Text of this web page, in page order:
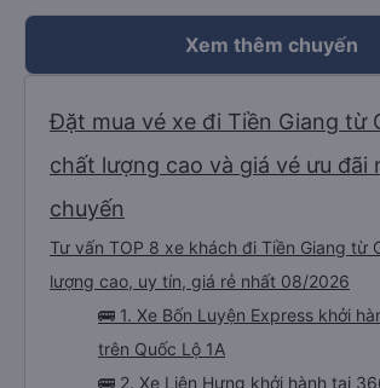
Xem thêm chuyến
Đặt mua vé xe đi Tiền Giang từ
chất lượng cao và giá vé ưu đãi
chuyến
Tư vấn TOP 8 xe khách đi Tiền Giang từ
lượng cao, uy tín, giá rẻ nhất 08/2026
🚌 1. Xe Bốn Luyện Express khởi
trên Quốc Lộ 1A
🚌 2. Xe Liên Hưng khởi hành tại